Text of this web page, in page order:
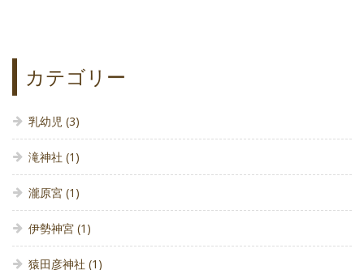
カテゴリー
乳幼児 (3)
滝神社 (1)
瀧原宮 (1)
伊勢神宮 (1)
猿田彦神社 (1)